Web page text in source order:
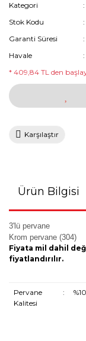
Kategori
Stok Kodu
Garanti Süresi
Havale
* 409,84 TL den
Karşılaştır
Ürün Bilgisi
3'lü pervane
Krom pervane (304)
Fiyata mil dahil
fiyatlandırılır.
Pervane
Kalitesi
: